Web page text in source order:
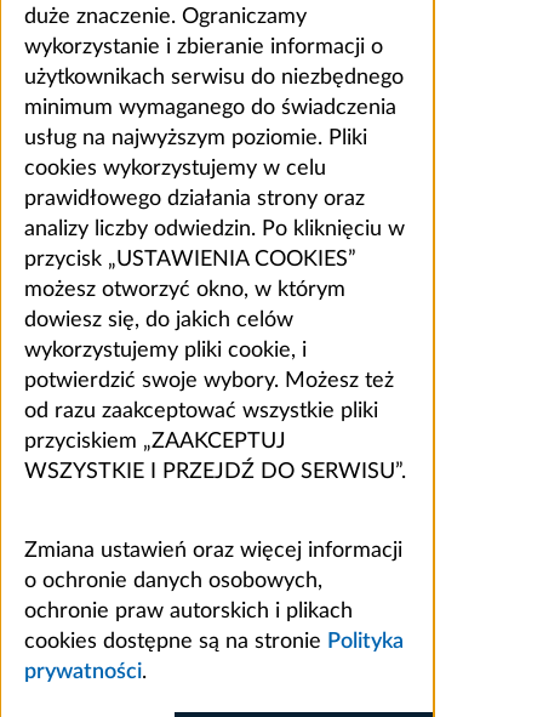
duże znaczenie. Ograniczamy
wykorzystanie i zbieranie informacji o
użytkownikach serwisu do niezbędnego
minimum wymaganego do świadczenia
usług na najwyższym poziomie. Pliki
cookies wykorzystujemy w celu
prawidłowego działania strony oraz
analizy liczby odwiedzin. Po kliknięciu w
przycisk „USTAWIENIA COOKIES”
możesz otworzyć okno, w którym
dowiesz się, do jakich celów
wykorzystujemy pliki cookie, i
potwierdzić swoje wybory. Możesz też
od razu zaakceptować wszystkie pliki
przyciskiem „ZAAKCEPTUJ
WSZYSTKIE I PRZEJDŹ DO SERWISU”.
Zmiana ustawień oraz więcej informacji
o ochronie danych osobowych,
ochronie praw autorskich i plikach
cookies dostępne są na stronie Polityka
prywatności.